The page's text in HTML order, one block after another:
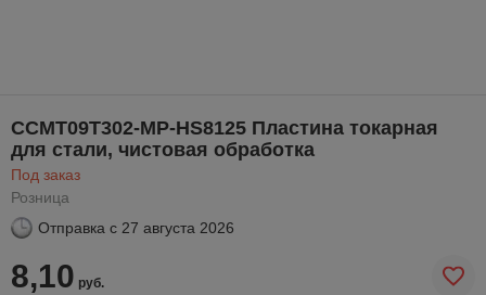
CCMT09T302-MP-HS8125 Пластина токарная
для стали, чистовая обработка
Под заказ
Розница
Отправка с 27 августа 2026
8,10 руб.